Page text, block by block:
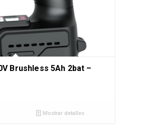
Brushless 5Ah 2bat –
Mostrar detalles